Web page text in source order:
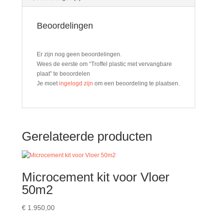
Beoordelingen
Er zijn nog geen beoordelingen.
Wees de eerste om “Troffel plastic met vervangbare
plaat” te beoordelen
Je moetingelogd zijn om een beoordeling te plaatsen.
Gerelateerde producten
Microcement kit voor Vloer
50m2
€1.950,00